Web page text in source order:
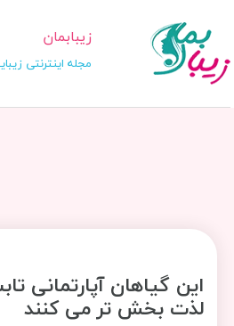
زیبابمان
مجله اینترنتی
این گیاهان آپارتمانی
لذت بخش تر می کنند